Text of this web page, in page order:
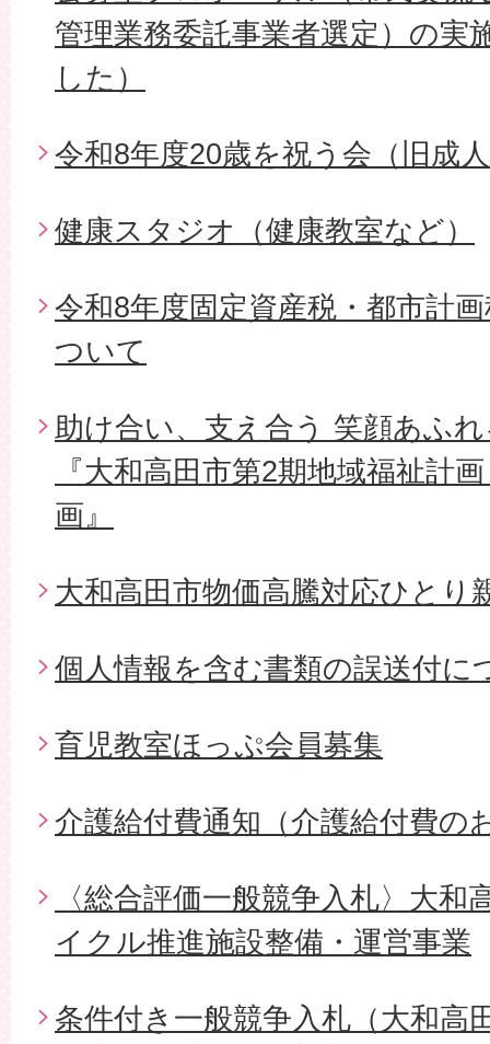
管理業務委託事業者選定）の実
した）
令和8年度20歳を祝う会（旧成
健康スタジオ（健康教室など）
令和8年度固定資産税・都市計
ついて
助け合い、支え合う 笑顔あふ
『大和高田市第2期地域福祉計
画』
大和高田市物価高騰対応ひとり
個人情報を含む書類の誤送付に
育児教室ほっぷ会員募集
介護給付費通知（介護給付費の
〈総合評価一般競争入札〉大
イクル推進施設整備・運営事業
条件付き一般競争入札（大和高